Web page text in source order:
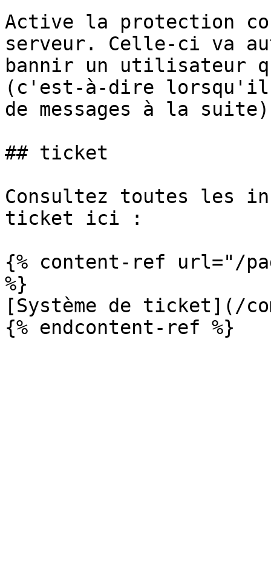
Active la protection
serveur. Celle-ci va
bannir un utilisateur
(c'est-à-dire lorsqu'il
de messages à la
## ticket
Consultez toutes les
ticket ici :
{% content-ref url="/
%}
[Système de ticket](/